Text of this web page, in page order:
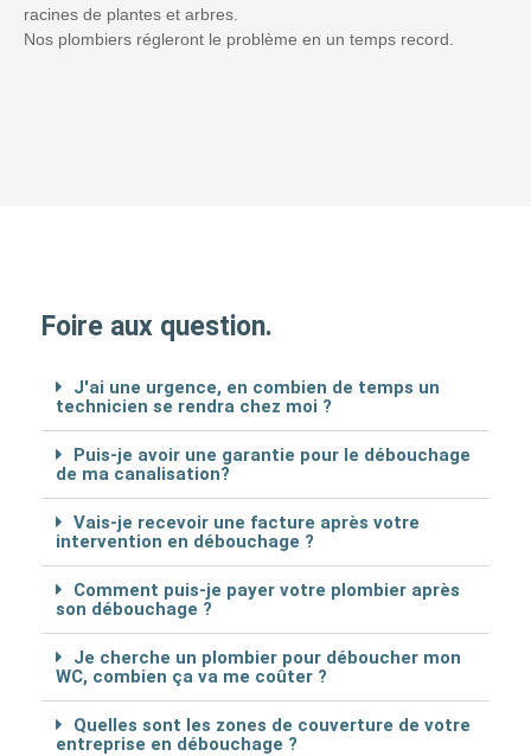
racines de plantes et arbres.
Nos plombiers régleront le problème en un temps record.
Foire aux question.
J'ai une urgence, en combien de temps un
technicien se rendra chez moi ?
Puis-je avoir une garantie pour le débouchage
de ma canalisation?
Vais-je recevoir une facture après votre
intervention en débouchage ?
Comment puis-je payer votre plombier après
son débouchage ?
Je cherche un plombier pour déboucher mon
WC, combien ça va me coûter ?
Quelles sont les zones de couverture de votre
entreprise en débouchage ?